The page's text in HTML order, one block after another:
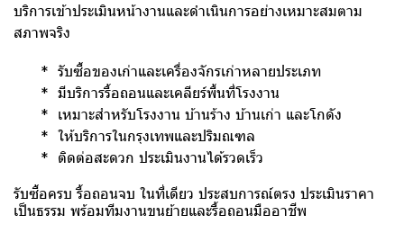
บริการเข้าประเมินหน้างานและดำเนินการอย่างเหมาะสมตาม
สภาพจริง
* รับซื้อของเก่าและเครื่องจักรเก่าหลายประเภท
* มีบริการรื้อถอนและเคลียร์พื้นที่โรงงาน
* เหมาะสำหรับโรงงาน บ้านร้าง บ้านเก่า และโกดัง
* ให้บริการในกรุงเทพและปริมณฑล
* ติดต่อสะดวก ประเมินงานได้รวดเร็ว
รับซื้อครบ รื้อถอนจบ ในที่เดียว ประสบการณ์ตรง ประเมินราคา
เป็นธรรม พร้อมทีมงานขนย้ายและรื้อถอนมืออาชีพ